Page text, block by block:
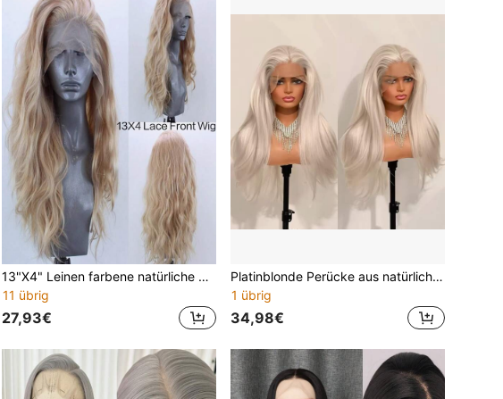
13"X4" Leinen farbene natürliche Wellen Synthetik-Haar Lace Front Perücke, Glueless Full Wig Set, hochwertige, hitzebeständige Faser für Frauen
11 übrig
27,93€
Platinblonde Perücke aus natürlich gewelltem synthetischem Haar, Lace Front Perücke, lange lockige gefärbte weiß-blonde Lace Frontal Perücke für Frauen, Party
1 übrig
34,98€